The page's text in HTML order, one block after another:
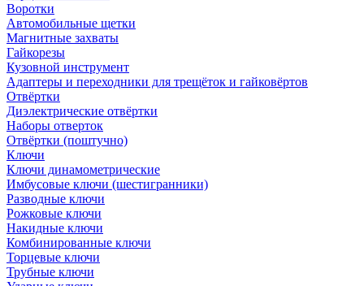
Воротки
Автомобильные щетки
Магнитные захваты
Гайкорезы
Кузовной инструмент
Адаптеры и переходники для трещёток и гайковёртов
Отвёртки
Диэлектрические отвёртки
Наборы отверток
Отвёртки (поштучно)
Ключи
Ключи динамометрические
Имбусовые ключи (шестигранники)
Разводные ключи
Рожковые ключи
Накидные ключи
Комбинированные ключи
Торцевые ключи
Трубные ключи